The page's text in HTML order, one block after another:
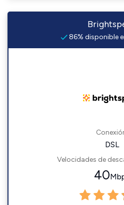
86% disponible
DSL
Velocidades de
40